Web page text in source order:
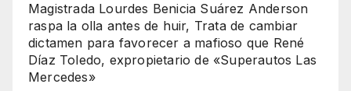
Magistrada Lourdes Benicia Suárez Anderson
raspa la olla antes de huir, Trata de cambiar
dictamen para favorecer a mafioso que René
Díaz Toledo, expropietario de «Superautos Las
Mercedes»